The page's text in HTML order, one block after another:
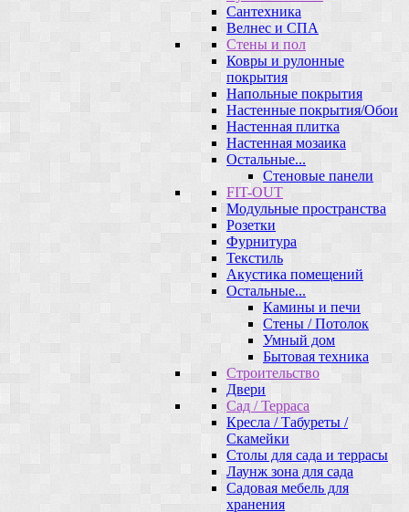
Сантехника
Велнес и СПА
Стены и пол
Ковры и рулонные
покрытия
Напольные покрытия
Настенные покрытия/Обои
Настенная плитка
Настенная мозаика
Остальные...
Стеновые панели
FIT-OUT
Модульные пространства
Розетки
Фурнитура
Текстиль
Акустика помещений
Остальные...
Камины и печи
Стены / Потолок
Умный дом
Бытовая техника
Строительство
Двери
Сад / Терраса
Кресла / Табуреты /
Скамейки
Столы для сада и террасы
Лаунж зона для сада
Садовая мебель для
хранения